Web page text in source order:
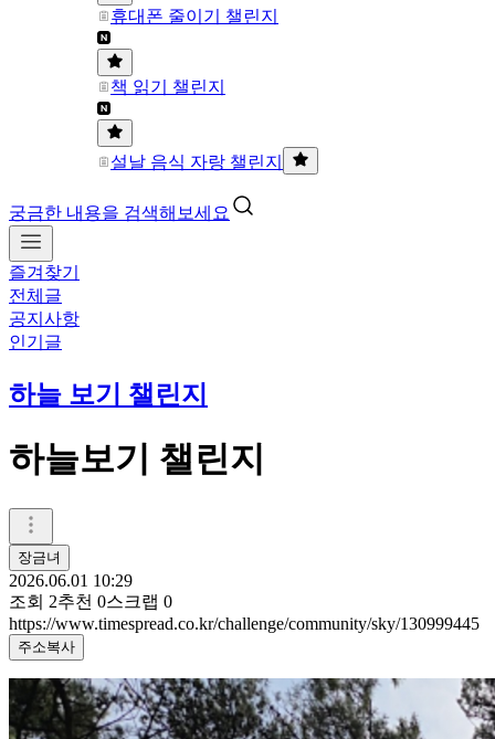
휴대폰 줄이기 챌린지
책 읽기 챌린지
설날 음식 자랑 챌린지
궁금한 내용을 검색해보세요
즐겨찾기
전체글
공지사항
인기글
하늘 보기 챌린지
하늘보기 챌린지
장금녀
2026.06.01 10:29
조회 2추천 0스크랩 0
https://www.timespread.co.kr/challenge/community/sky/130999445
주소복사